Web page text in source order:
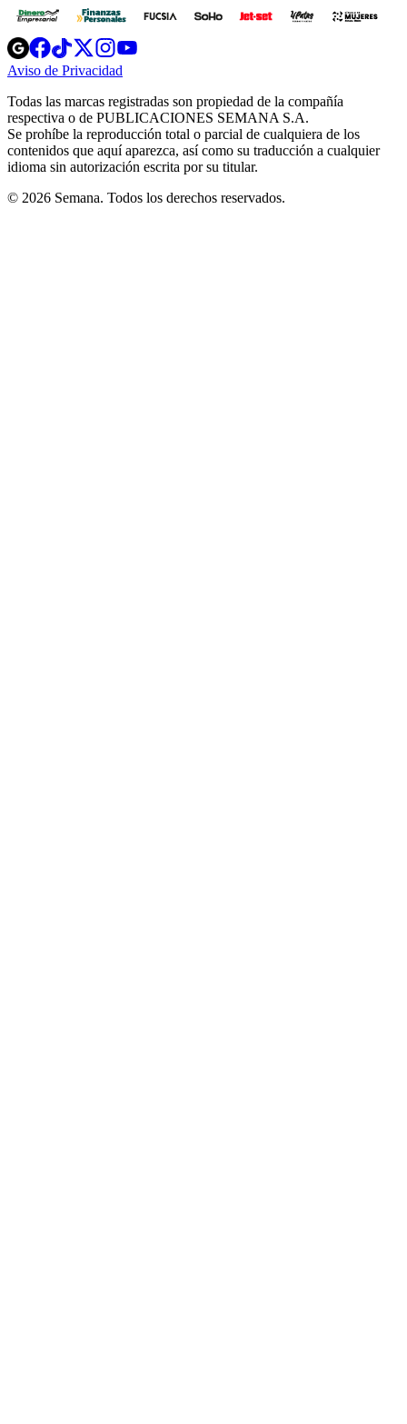
Opens
in
new
Opens
in
new
Opens
in
new
window
Opens
new
windowwindow
Aviso de Privacidad
new
window
Todas las marcas registradas son propiedad de la compañía
respectiva o de PUBLICACIONES SEMANA S.A.
Se prohíbe la reproducción total o parcial de cualquiera de los
contenidos que aquí aparezca, así como su traducción a cualquier
idioma sin autorización escrita por su titular.
© 2026 Semana. Todos los derechos reservados.